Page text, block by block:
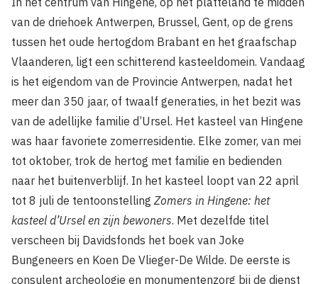
van de driehoek Antwerpen, Brussel, Gent, op de grens
tussen het oude hertogdom Brabant en het graafschap
Vlaanderen, ligt een schitterend kasteeldomein. Vandaag
is het eigendom van de Provincie Antwerpen, nadat het
meer dan 350 jaar, of twaalf generaties, in het bezit was
van de adellijke familie d’Ursel. Het kasteel van Hingene
was haar favoriete zomerresidentie. Elke zomer, van mei
tot oktober, trok de hertog met familie en bedienden
naar het buitenverblijf. In het kasteel loopt van 22 april
tot 8 juli de tentoonstellingZomers in Hingene: het
kasteel d’Ursel en zijn bewoners. Met dezelfde titel
verscheen bij Davidsfonds het boek van Joke
Bungeneers en Koen De Vlieger-De Wilde. De eerste is
consulent archeologie en monumentenzorg bij de dienst